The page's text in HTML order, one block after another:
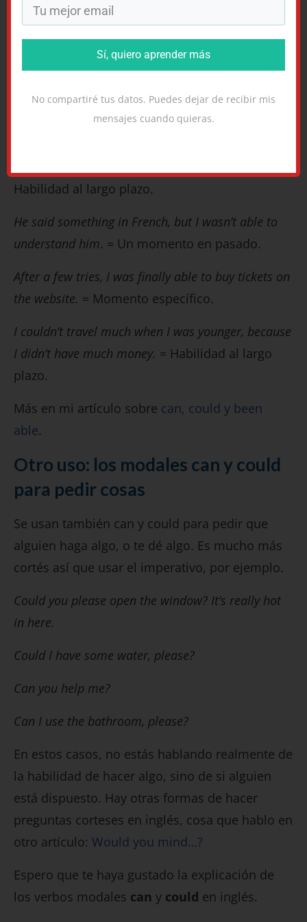
¡Buena pregunta!
La diferencia es que could se usa para una
was / were able
habla de poder hacer algo
Habilidad al largo plazo.
He said something in French, but I wasn’t able to
understand him. = Un momento en pasado.
After a few tries, I was finally able to buy tickets on
the website. = Momento específico.
I couldn’t travel much when I was younger, because
I didn’t have much money. = Habilidad al largo
plazo.
Más en mi artículo sobre can, could y been
able.
Otro uso: los modales can y could
para pedir cosas
Se usan también can y could para pedir que
alguien haga algo, o te dé algo. Es mucho más
cortés así que usar el imperativo, por ejemplo.
Could you please open the window? It’s really hot
in here.
Could I have some water, please?
Can you help me?
Can I use the bathroom, please?
En estos casos, no estás hablando realmente de
la habilidad de hacer algo, sino de si alguien
está dispuesto. Hay otras formas de hacer
preguntas corteses en inglés, cosa que hablo en
otro artículo: Would you mind…?
Espero que te haya gustado la explicación de
los verbos modales can y could en inglés.
Sí, quiero aprender más
No compartiré tus datos. Puedes dejar de recibir mis
mensajes cuando quieras.